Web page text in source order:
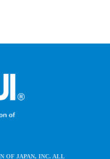
OF JAPAN, INC. ALL